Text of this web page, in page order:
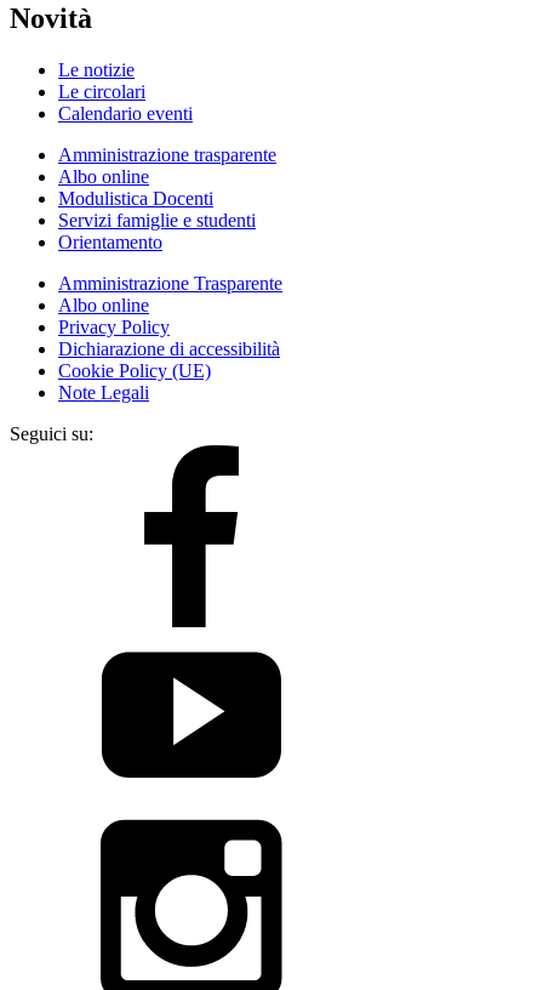
Novità
Le notizie
Le circolari
Calendario eventi
Amministrazione trasparente
Albo online
Modulistica Docenti
Servizi famiglie e studenti
Orientamento
Amministrazione Trasparente
Albo online
Privacy Policy
Dichiarazione di accessibilità
Cookie Policy (UE)
Note Legali
Seguici su: